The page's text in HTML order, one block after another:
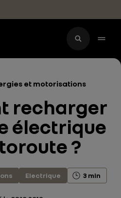
et motorisations
recharger
électrique
?
Electrique 3 min